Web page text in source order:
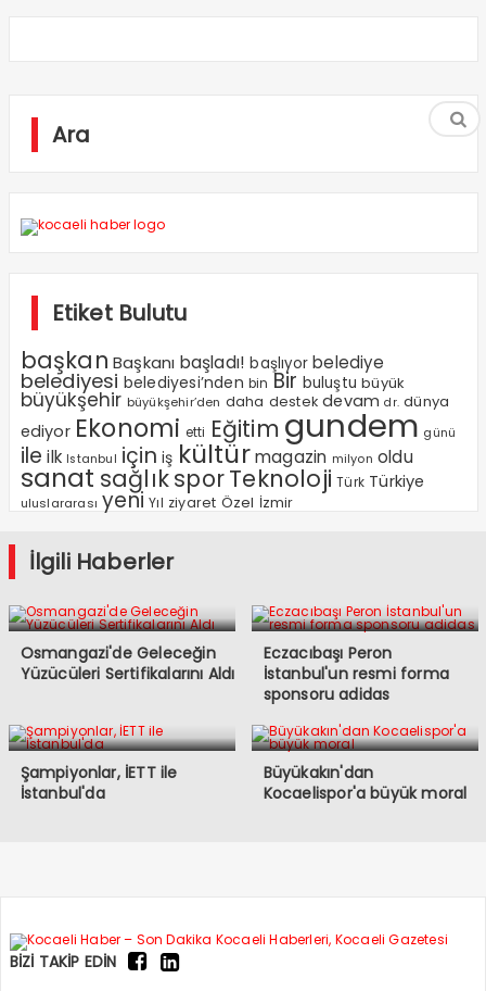
Ara
Etiket Bulutu
başkan Başkanı başladı! başlıyor belediye
belediyesi belediyesi’nden bin Bir buluştu büyük
büyükşehir büyükşehir’den daha destek devam dr. dünya
ediyor Ekonomi etti Eğitim gundem günü
ile ilk Istanbul için iş kültür magazin milyon oldu
sanat sağlıksporTeknoloji Türk Türkiye
uluslararası yeni Yıl ziyaret Özel İzmir
İlgili Haberler
Osmangazi'de Geleceğin
Yüzücüleri Sertifikalarını Aldı
Eczacıbaşı Peron
İstanbul'un resmi forma
sponsoru adidas
Şampiyonlar, İETT ile
İstanbul'da
Büyükakın'dan
Kocaelispor'a büyük moral
BİZİ TAKİP EDİN